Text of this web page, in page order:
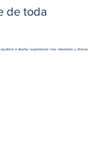
de toda
a diseñar experiencias más relevantes y ofertas